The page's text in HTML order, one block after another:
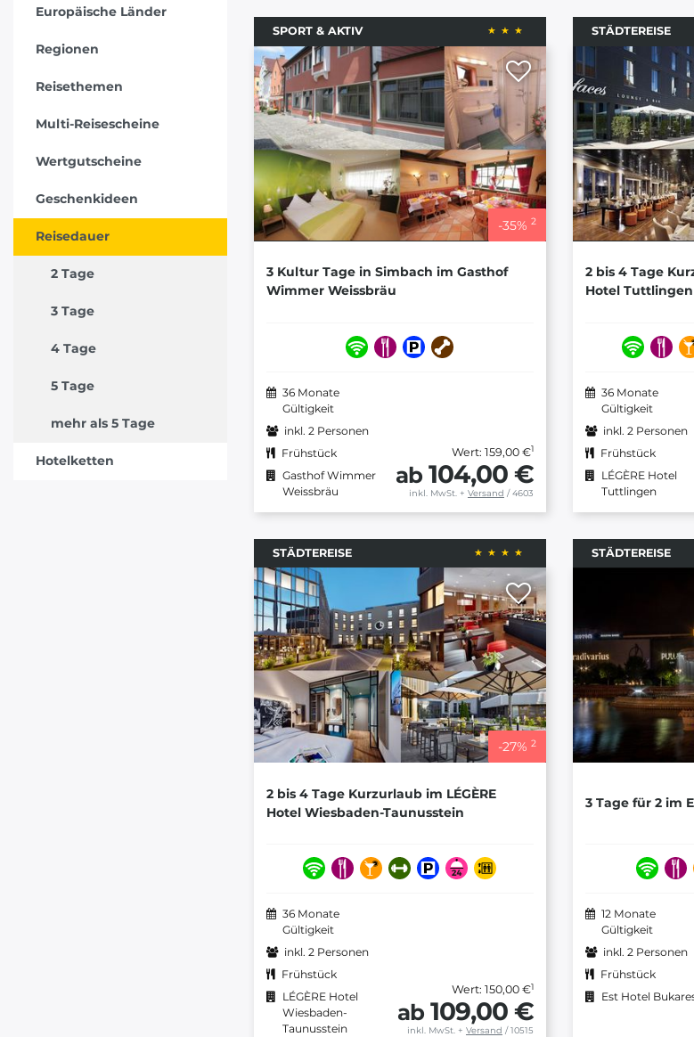
Europäische Länder
Regionen
Reisethemen
Multi-Reisescheine
Wertgutscheine
Geschenkideen
Reisedauer
2 Tage
3 Tage
4 Tage
5 Tage
mehr als 5 Tage
Hotelketten
SPORT & AKTIV
-35% 2
3 Kultur Tage in Simbach im Gasthof
Wimmer Weissbräu
36 Monate
Gültigkeit
inkl. 2 Personen
Frühstück
Gasthof Wimmer
Weissbräu
Wert: 159,00 €1
ab 104,00 €
inkl. MwSt. + Versand / 4603
STÄDTEREISE
2 bis 4 Tage
Hotel Tuttlingen
36 Monate
Gültigkeit
inkl. 2 Personen
Frühstück
LÉGÈRE Hotel
Tuttlingen
STÄDTEREISE
-27% 2
2 bis 4 Tage Kurzurlaub im LÉGÈRE
Hotel Wiesbaden-Taunusstein
36 Monate
Gültigkeit
inkl. 2 Personen
Frühstück
LÉGÈRE Hotel
Wiesbaden-
Taunusstein
Wert: 150,00 €1
ab 109,00 €
inkl. MwSt.+ Versand / 10515
STÄDTEREISE
3 Tage für 2 im
12 Monate
Gültigkeit
inkl. 2 Personen
Frühstück
Est Hotel